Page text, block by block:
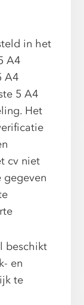
in het
A4
A4
5 A4
Het
cv niet
beschikt
en
te